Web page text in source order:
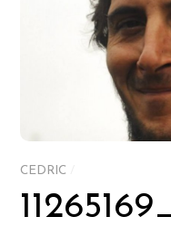
CEDRIC